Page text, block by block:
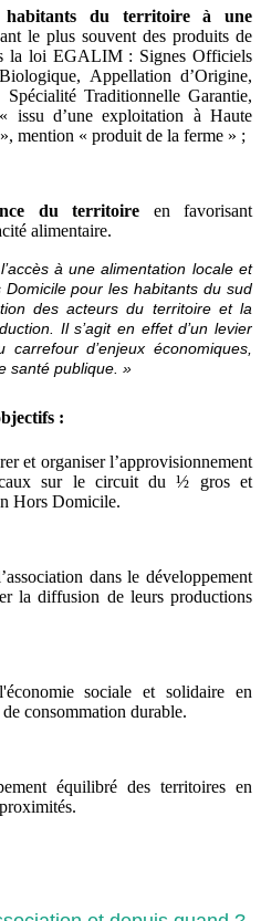
habitants du territoire à une
le plus souvent des produits de
la loi EGALIM : Signes Officiels
Appellation d’Origine,
Traditionnelle Garantie,
issu d’une exploitation à Haute
mention « produit de la ferme » ;
du territoire en favorisant
alimentaire.
à une alimentation locale et
pour les habitants du sud
des acteurs du territoire et la
Il s’agit en effet d’un levier
d’enjeux économiques,
santé publique. »
:
et organiser l’approvisionnement
sur le circuit du ½ gros et
Hors Domicile.
dans le développement
la diffusion de leurs productions
sociale et solidaire en
consommation durable.
équilibré des territoires en